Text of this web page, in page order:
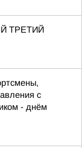
ТРЕТИЙ
с
- днём